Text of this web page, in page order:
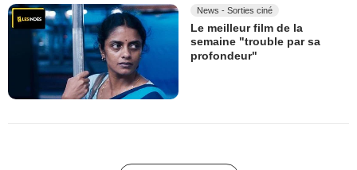
News - Sorties ciné
Le meilleur film de la
semaine "trouble par sa
profondeur"